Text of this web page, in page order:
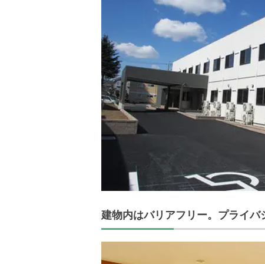
建物内はバリアフリー。プライ